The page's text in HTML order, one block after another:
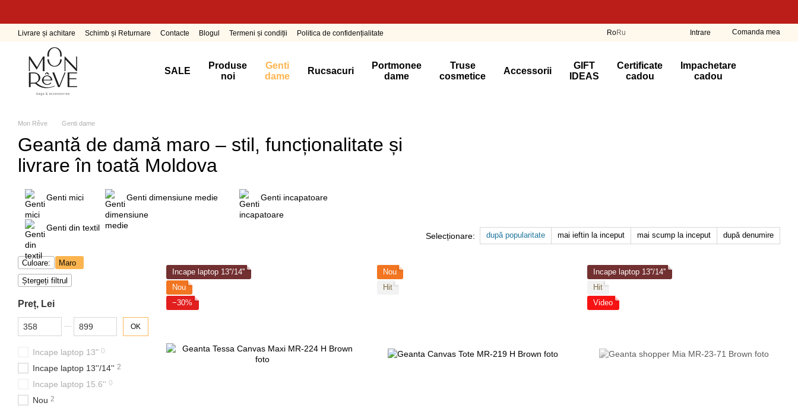
Livrare și achitare Schimb și Returnare Contacte Blogul Termeni și condiții Politica de confidențialitate RoRu Intrare Comanda mea
SALE
Produse
noi
Genti
dame
Rucsacuri
Portmonee
dame
Truse
cosmetice
Accessorii
GIFT
IDEAS
Certificate
cadou
Impachetare
cadou
Mon Rêve Genti dame
Geantă de damă maro – stil, funcționalitate și
livrare în toată Moldova
Genti miсi Genti dimensiune medie Genti incapatoare
Genti din textil
Selecționare:
după popularitate mai ieftin la inceput mai scump la inceput după denumire
Incape laptop 13''/14''
Nou
−30%
Nou
Hit
Incape laptop 13''/14''
Hit
Video
Culoare:
Maro
Ștergeți filtrul
Preț, Lei
De la Preț, Lei
Până la Preț, Lei OK
Incape laptop 13" 0
Incape laptop 13''/14'' 2
Incape laptop 15.6'' 0
Nou 2